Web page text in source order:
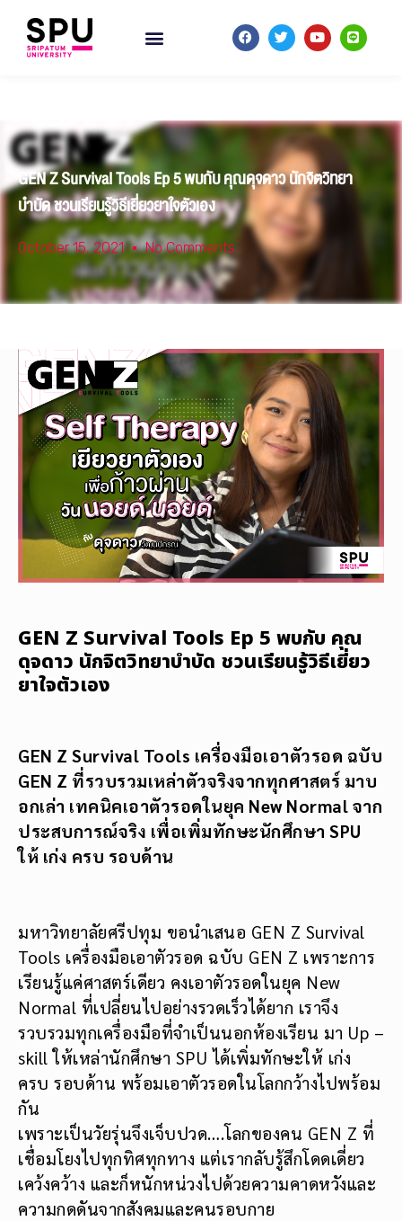
GEN Z Survival Tools Ep 5 พบกับ คุณดุจดาว นักจิตวิทยา
บำบัด ชวนเรียนรู้วิธีเยี่ยวยาใจตัวเอง
October 15, 2021 No Comments
GEN Z Survival Tools Ep 5 พบกับ คุณ
ดุจดาว นักจิตวิทยาบำบัด ชวนเรียนรู้วิธีเยี่ยว
ยาใจตัวเอง
GEN Z Survival Tools เครื่องมือเอาตัวรอด ฉบับ
GEN Z ที่รวบรวมเหล่าตัวจริงจากทุกศาสตร์ มาบ
อกเล่า เทคนิคเอาตัวรอดในยุค New Normal จาก
ประสบการณ์จริง เพื่อเพิ่มทักษะนักศึกษา SPU
ให้ เก่ง ครบ รอบด้าน
มหาวิทยาลัยศรีปทุม ขอนำเสนอ GEN Z Survival
Tools เครื่องมือเอาตัวรอด ฉบับ GEN Z เพราะการ
เรียนรู้แค่ศาสตร์เดียว คงเอาตัวรอดในยุค New
Normal ที่เปลี่ยนไปอย่างรวดเร็วได้ยาก เราจึง
รวบรวมทุกเครื่องมือที่จำเป็นนอกห้องเรียน มา Up –
skill ให้เหล่านักศึกษา SPU ได้เพิ่มทักษะให้ เก่ง
ครบ รอบด้าน พร้อมเอาตัวรอดในโลกกว้างไปพร้อม
กัน
เพราะเป็นวัยรุ่นจึงเจ็บปวด….โลกของคน GEN Z ที่
เชื่อมโยงไปทุกทิศทุกทาง แต่เรากลับรู้สึกโดดเดี่ยว
เคว้งคว้าง และก็หนักหน่วงไปด้วยความคาดหวังและ
ความกดดันจากสังคมและคนรอบกาย